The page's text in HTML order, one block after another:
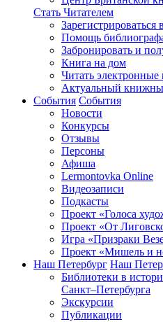
Стать Читателем
Зарегистрироваться
Помощь
Забронировать и
Книга на дом
Читать электронные
Актуальный
События События
Новости
Конкурсы
Отзывы
Персоны
Афиша
Lermontovka Online
Видеозаписи
Подкасты
Проект «Голоса
Проект «От
Игра «Призраки
Проект «Мишель и
Наш Петербург Наш
Библиотеки в
Санкт–Петербурга
Экскурсии
Публикации